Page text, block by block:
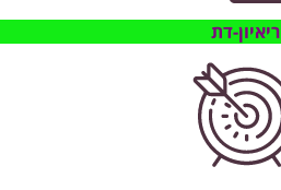
ריאיון-דת